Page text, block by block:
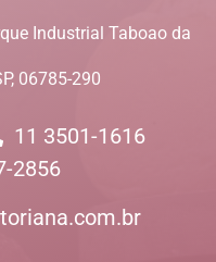
Industrial Taboao da
06785-290
11 3501-1616
2856